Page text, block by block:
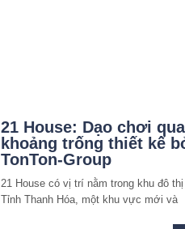
21 House: Dạo chơi
khoảng trống thiết kế
TonTon-Group
21 House có vị trí nằm trong khu đô
Tỉnh Thanh Hóa, một khu vực mới và